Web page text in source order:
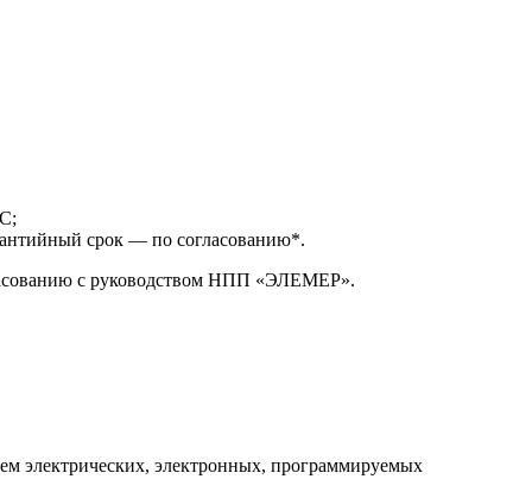
срок — по согласованию*.
с руководством НПП «ЭЛЕМЕР».
электрических, электронных, программируемых